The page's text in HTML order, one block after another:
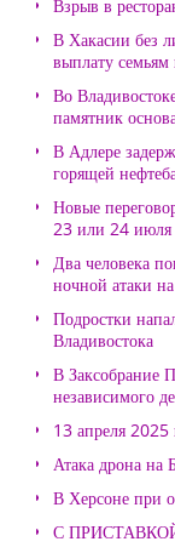
Взрыв в
В Хакасии без
выплату
Во
памятник
В Адлере
горящей
Новые
23 или 24 июля
Два человека
ночной атаки
Подростки
Владивостока
В Заксобрание
независимого
13 апреля
Атака дрона на
В Херсоне при
С